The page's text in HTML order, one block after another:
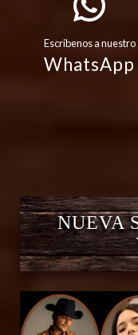
Escribenos a nuestro
WhatsApp
NUEVA